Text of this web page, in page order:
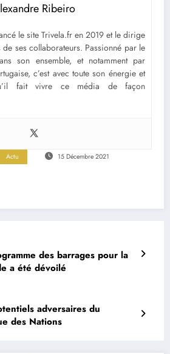
Ribeiro
le site Trivela.fr en 2019 et le dirige
de ses collaborateurs. Passionné par le
son ensemble, et notamment par
c’est avec toute son énergie et
fait vivre ce média de façon
Actu 15 Décembre 2021
des barrages pour la
a été dévoilé
adversaires du
des Nations